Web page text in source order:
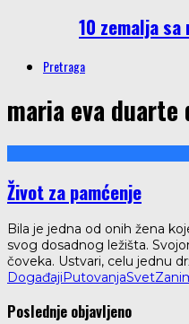
10 zemalja sa
Pretraga
maria eva duarte
Život za pamćenje
Bila je jedna od onih žena
svog dosadnog ležišta.
čoveka. Ustvari, celu jednu
DogađajiPutovanjaSvet
Poslednje objavljeno